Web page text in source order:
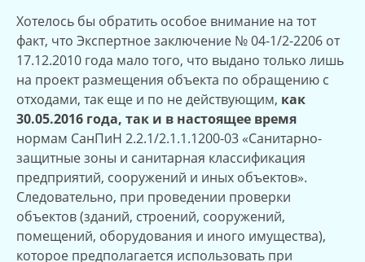
Хотелось бы обратить особое внимание на тот
факт, что Экспертное заключение № 04-1/2-2206 от
17.12.2010 года мало того, что выдано только лишь
на проект размещения объекта по обращению с
отходами, так еще и по не действующим, как
30.05.2016 года, так и в настоящее время
нормам СанПиН 2.2.1/2.1.1.1200-03 «Санитарно-
защитные зоны и санитарная классификация
предприятий, сооружений и иных объектов».
Следовательно, при проведении проверки
объектов (зданий, строений, сооружений,
помещений, оборудования и иного имущества),
которое предполагается использовать при